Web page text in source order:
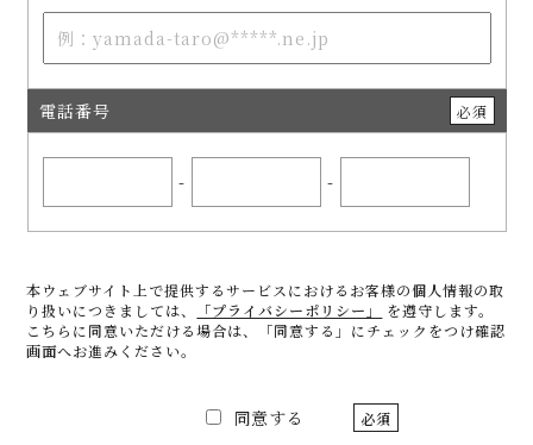
電話番号 必須
- -
本ウェブサイト上で提供するサービスにおけるお客様の個人情報の取
り扱いにつきましては、
「プライバシーポリシー」
を遵守します。
こちらに同意いただける場合は、「同意する」にチェックをつけ確認
画面へお進みください。
同意する 必須